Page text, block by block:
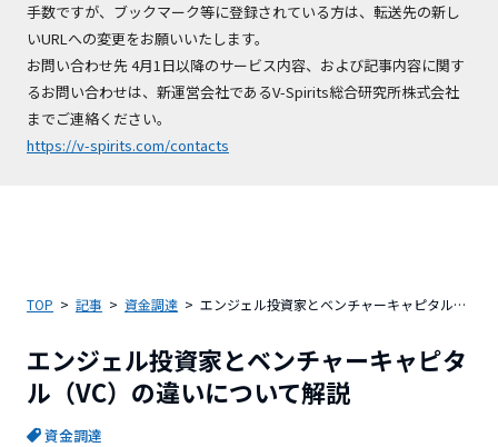
手数ですが、ブックマーク等に登録されている方は、転送先の新し
いURLへの変更をお願いいたします。
お問い合わせ先 4月1日以降のサービス内容、および記事内容に関す
るお問い合わせは、新運営会社であるV-Spirits総合研究所株式会社
までご連絡ください。
https://v-spirits.com/contacts
TOP 記事 資金調達 エンジェル投資家とベンチャーキャピタル（VC）の違いについて解説
エンジェル投資家とベンチャーキャピタ
ル（VC）の違いについて解説
資金調達